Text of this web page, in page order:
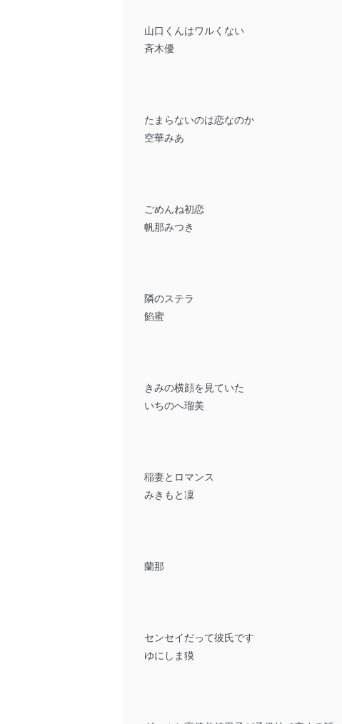
山口くんはワルくない
斉木優
たまらないのは恋なのか
空華みあ
ごめんね初恋
帆那みつき
隣のステラ
餡蜜
きみの横顔を見ていた
いちのへ瑠美
稲妻とロマンス
みきもと凜
蘭那
センセイだって彼氏です
ゆにしま獏